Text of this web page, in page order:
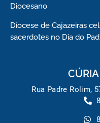
Diocesano
Diocese de Cajazeiras
sacerdotes no Dia do
Rua Padre Rolim,